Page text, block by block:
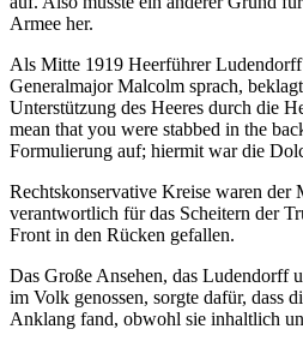
Armee her.
Als Mitte 1919 Heerführer
Generalmajor Malcolm sprach,
Unterstützung des Heeres durch die
mean that you were stabbed in the
Formulierung auf; hiermit war die
Rechtskonservative Kreise waren der
verantwortlich für das Scheitern der
Front in den Rücken gefallen.
Das Große Ansehen, das Ludendorff
im Volk genossen, sorgte dafür, dass
Anklang fand, obwohl sie inhaltlich